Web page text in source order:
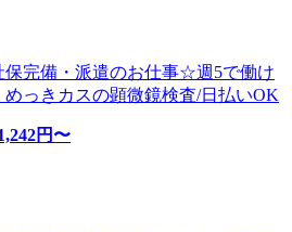
保完備・派遣のお仕事☆週5で働け
っきカスの顕微鏡検査/日払いOK
円〜